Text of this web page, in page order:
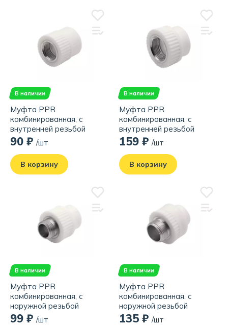
В наличии
Муфта PPR
комбинированная, с
внутренней резьбой
25х1/2", белая
90 ₽ /шт
В корзину
В наличии
Муфта PPR
комбинированная, с
внутренней резьбой
32х1", белая
159 ₽ /шт
В корзину
В наличии
Муфта PPR
комбинированная, с
наружной резьбой
20х1/2", белая
99 ₽ /шт
В наличии
Муфта PPR
комбинированная, с
наружной резьбой
20х3/4", белая
135 ₽ /шт